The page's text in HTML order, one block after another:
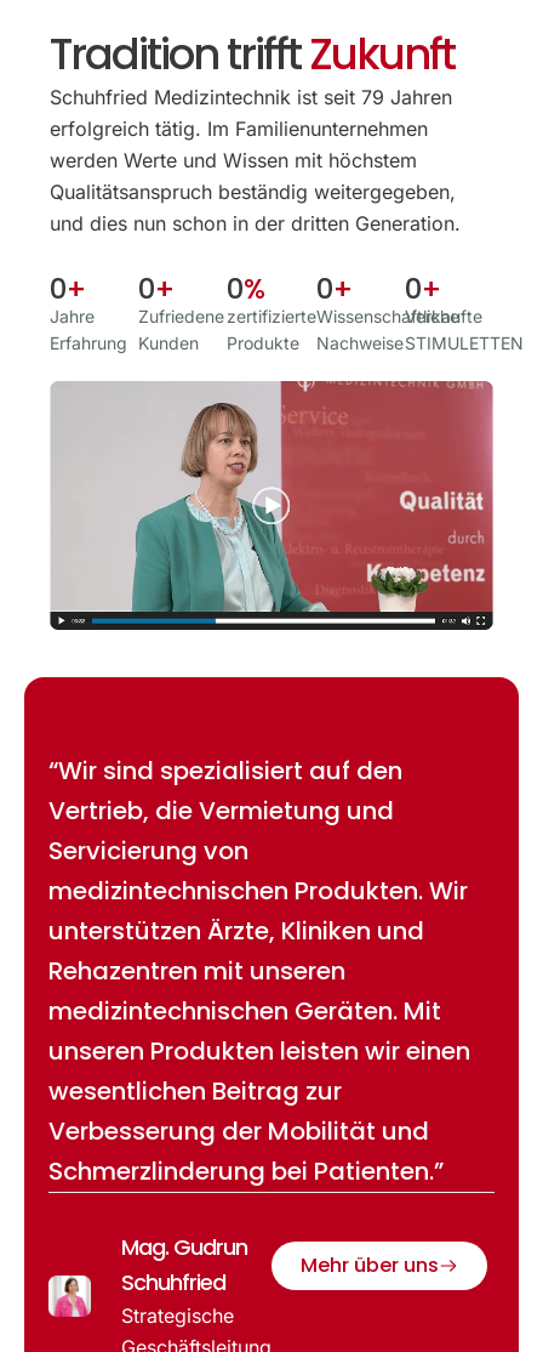
Tradition trifftZukunft
Schuhfried Medizintechnik ist seit 79 Jahren
erfolgreich tätig. Im Familien­unternehmen
werden Werte und Wissen mit höchstem
Qualitäts­anspruch beständig weitergegeben,
und dies nun schon in der dritten Generation.
Jahre
Erfahrung
0+
Zufriedene
Kunden
0+
zertifizierte
Produkte
0%
Wissenschaftliche
Nachweise
0+
Verkaufte
STIMULETTEN
0+
“Wir sind spezialisiert auf den
Vertrieb, die Vermietung und
Servicierung von
medizintechnischen Produkten. Wir
unterstützen Ärzte, Kliniken und
Rehazentren mit unseren
medizintechnischen Geräten. Mit
unseren Produkten leisten wir einen
wesentlichen Beitrag zur
Verbesserung der Mobilität und
Schmerzlinderung bei Patienten.”
Mag. Gudrun
Schuhfried
Strategische
Mehr über uns